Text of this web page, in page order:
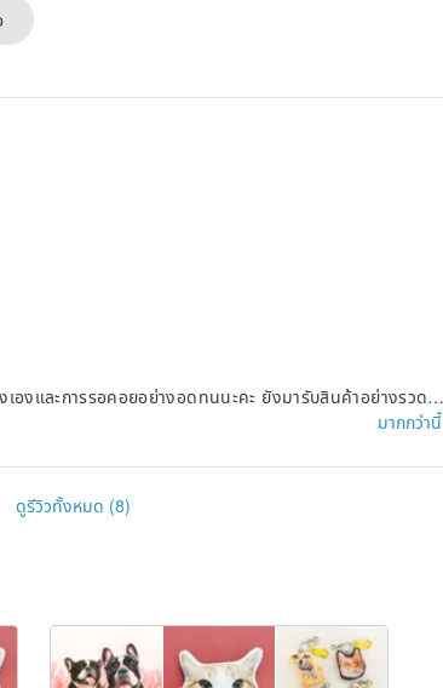
งและการรอคอยอย่างอดทนนะคะ ยังมารับสินค้าอย่างรวดเร็
มากกว่านี้
ดูรีวิวทั้งหมด (8)